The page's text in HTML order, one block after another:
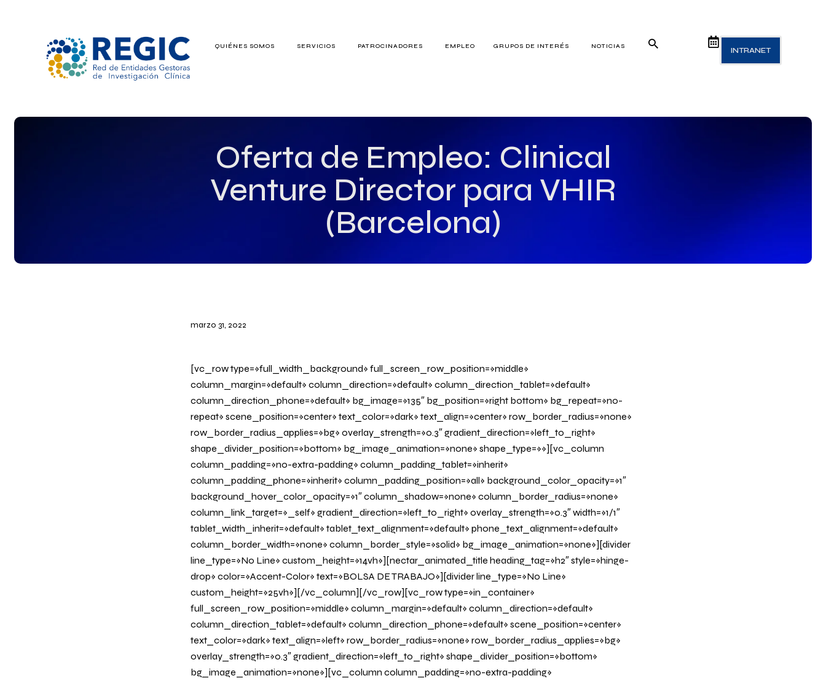
QUIÉNES SOMOS SERVICIOS PATROCINADORES EMPLEO GRUPOS DE INTERÉS NOTICIAS INTRANET
Oferta de Empleo: Clinical
Venture Director para VHIR
(Barcelona)
QUIÉNES SOMOS
SERVICIOS
GRUPOS DE INTERÉS
NOTICIAS
marzo 31, 2022
[vc_row type=»full_width_background» full_screen_row_position=»middle»
column_margin=»default» column_direction=»default» column_direction_tablet=»default»
column_direction_phone=»default» bg_image=»135″ bg_position=»right bottom» bg_repeat=»no-
repeat» scene_position=»center» text_color=»dark» text_align=»center» row_border_radius=»none»
row_border_radius_applies=»bg» overlay_strength=»0.3″ gradient_direction=»left_to_right»
shape_divider_position=»bottom» bg_image_animation=»none» shape_type=»»][vc_column
column_padding=»no-extra-padding» column_padding_tablet=»inherit»
column_padding_phone=»inherit» column_padding_position=»all» background_color_opacity=»1″
background_hover_color_opacity=»1″ column_shadow=»none» column_border_radius=»none»
column_link_target=»_self» gradient_direction=»left_to_right» overlay_strength=»0.3″ width=»1/1″
tablet_width_inherit=»default» tablet_text_alignment=»default» phone_text_alignment=»default»
column_border_width=»none» column_border_style=»solid» bg_image_animation=»none»][divider
line_type=»No Line» custom_height=»14vh»][nectar_animated_title heading_tag=»h2″ style=»hinge-
drop» color=»Accent-Color» text=»BOLSA DE TRABAJO»][divider line_type=»No Line»
custom_height=»25vh»][/vc_column][/vc_row][vc_row type=»in_container»
full_screen_row_position=»middle» column_margin=»default» column_direction=»default»
column_direction_tablet=»default» column_direction_phone=»default» scene_position=»center»
text_color=»dark» text_align=»left» row_border_radius=»none» row_border_radius_applies=»bg»
overlay_strength=»0.3″ gradient_direction=»left_to_right» shape_divider_position=»bottom»
bg_image_animation=»none»][vc_column column_padding=»no-extra-padding»